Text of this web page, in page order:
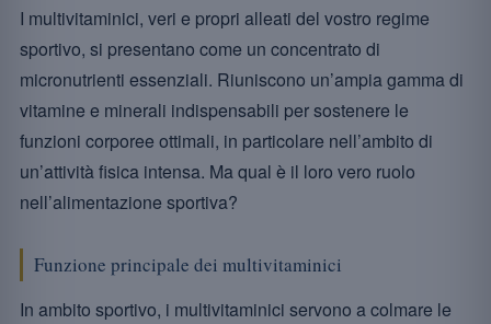
I multivitaminici, veri e propri alleati del vostro regime
sportivo, si presentano come un concentrato di
micronutrienti essenziali. Riuniscono un’ampia gamma di
vitamine e minerali indispensabili per sostenere le
funzioni corporee ottimali, in particolare nell’ambito di
un’attività fisica intensa. Ma qual è il loro vero ruolo
nell’alimentazione sportiva?
Funzione principale dei multivitaminici
In ambito sportivo, i multivitaminici servono a colmare le